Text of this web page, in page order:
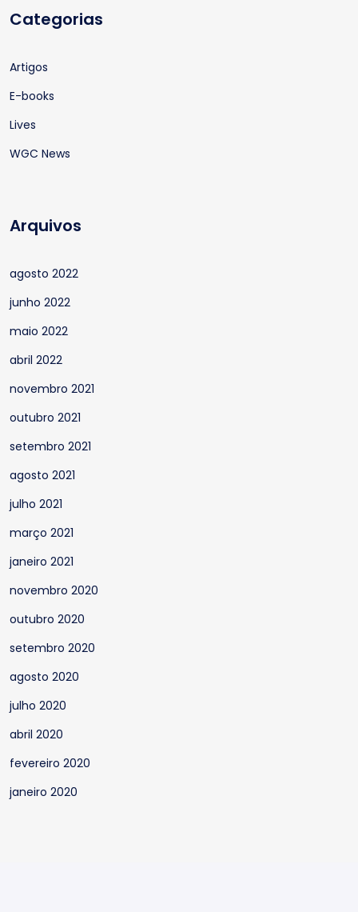
Categorias
Artigos
E-books
Lives
WGC News
Arquivos
agosto 2022
junho 2022
maio 2022
abril 2022
novembro 2021
outubro 2021
setembro 2021
agosto 2021
julho 2021
março 2021
janeiro 2021
novembro 2020
outubro 2020
setembro 2020
agosto 2020
julho 2020
abril 2020
fevereiro 2020
janeiro 2020